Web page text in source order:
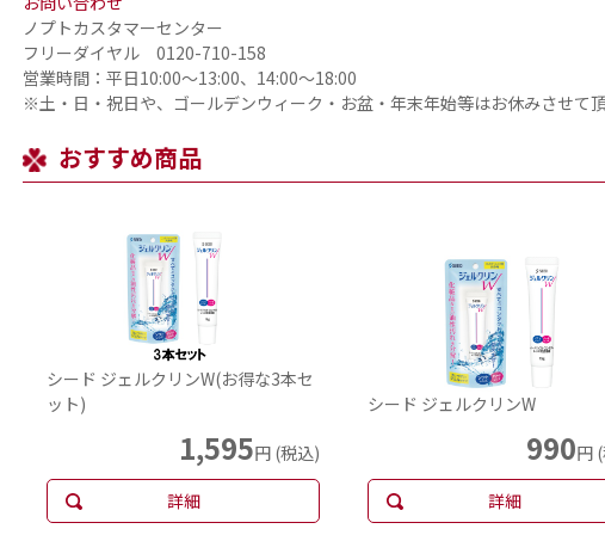
ノプトカスタマーセンター
フリーダイヤル 0120-710-158
営業時間：平日10:00～13:00、14:00～18:00
※土・日・祝日や、ゴールデンウィーク・お盆・年末年始等はお休みさせて頂
おすすめ商品
シード ジェルクリンW(お得な3本セ
ット)
1,595円 (税込)
詳細
シード ジェルクリンW
990円
詳細